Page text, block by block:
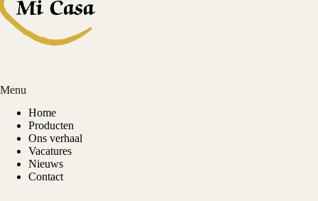
Menu
Home
Producten
Ons verhaal
Vacatures
Nieuws
Contact